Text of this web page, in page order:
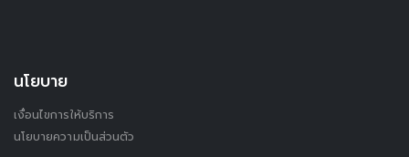
นโยบาย
เงื่อนไขการให้บริการ
นโยบายความเป็นส่วนตัว